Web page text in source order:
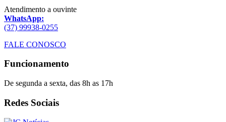
Atendimento a ouvinte
WhatsApp:
(37) 99938-0255
FALE CONOSCO
Funcionamento
De segunda a sexta, das 8h as 17h
Redes Sociais